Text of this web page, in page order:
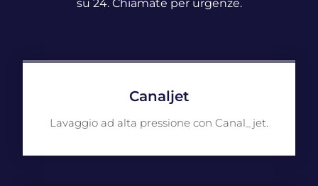
su 24. Chiamate per urgenze.
Canaljet
Lavaggio ad alta pressione con Canal_jet.